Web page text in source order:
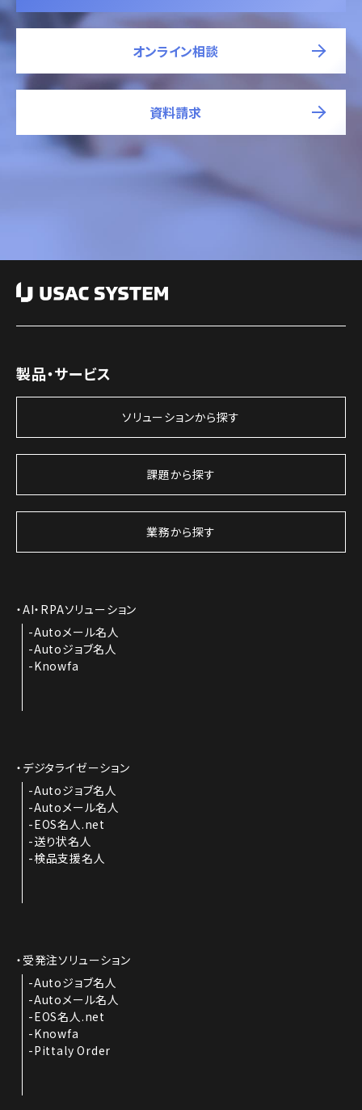
オンライン相談
資料請求
製品・サービス
ソリューションから探す
課題から探す
業務から探す
AI・RPAソリューション
Autoメール名人
Autoジョブ名人
Knowfa
デジタライゼーション
Autoジョブ名人
Autoメール名人
EOS名人.net
送り状名人
検品支援名人
受発注ソリューション
Autoジョブ名人
Autoメール名人
EOS名人.net
Knowfa
Pittaly Order